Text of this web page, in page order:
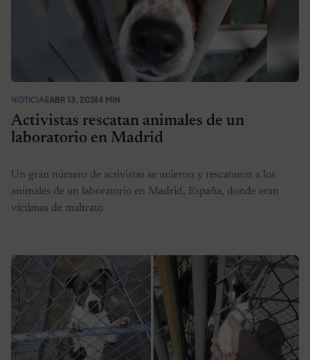
NOTICIASABR 13, 20214 MIN
Activistas rescatan animales de un
laboratorio en Madrid
Un gran número de activistas se unieron y rescataron a los
animales de un laboratorio en Madrid, España, donde eran
víctimas de maltrato